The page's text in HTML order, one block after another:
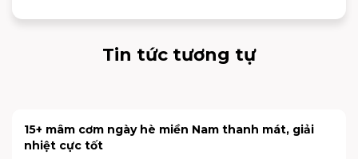
Tin tức tương tự
15+ mâm cơm ngày hè miền Nam thanh mát, giải
nhiệt cực tốt